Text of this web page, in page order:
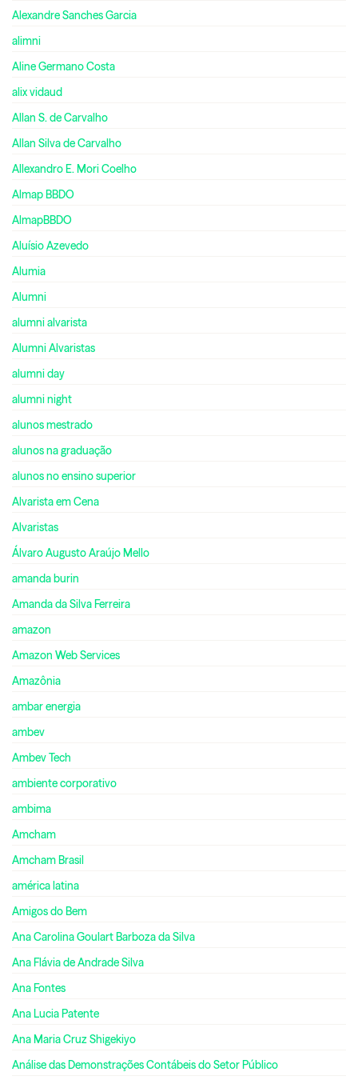
Alexandre Sanches Garcia
alimni
Aline Germano Costa
alix vidaud
Allan S. de Carvalho
Allan Silva de Carvalho
Allexandro E. Mori Coelho
Almap BBDO
AlmapBBDO
Aluísio Azevedo
Alumia
Alumni
alumni alvarista
Alumni Alvaristas
alumni day
alumni night
alunos mestrado
alunos na graduação
alunos no ensino superior
Alvarista em Cena
Alvaristas
Álvaro Augusto Araújo Mello
amanda burin
Amanda da Silva Ferreira
amazon
Amazon Web Services
Amazônia
ambar energia
ambev
Ambev Tech
ambiente corporativo
ambima
Amcham
Amcham Brasil
américa latina
Amigos do Bem
Ana Carolina Goulart Barboza da Silva
Ana Flávia de Andrade Silva
Ana Fontes
Ana Lucia Patente
Ana Maria Cruz Shigekiyo
Análise das Demonstrações Contábeis do Setor Público